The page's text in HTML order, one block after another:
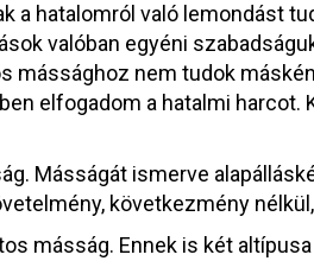
a hatalomról való lemondást
valóban egyéni
mássághoz nem tudok
elfogadom a hatalmi harcot.
Másságát ismerve
következmény
másság. Ennek is két